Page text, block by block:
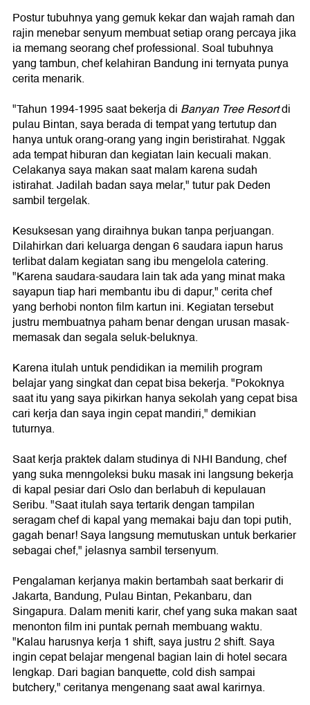
Postur tubuhnya yang gemuk kekar dan wajah ramah dan
rajin menebar senyum membuat setiap orang percaya jika
ia memang seorang chef professional. Soal tubuhnya
yang tambun, chef kelahiran Bandung ini ternyata punya
cerita menarik.
"Tahun 1994-1995 saat bekerja di Banyan Tree Resortdi
pulau Bintan, saya berada di tempat yang tertutup dan
hanya untuk orang-orang yang ingin beristirahat. Nggak
ada tempat hiburan dan kegiatan lain kecuali makan.
Celakanya saya makan saat malam karena sudah
istirahat. Jadilah badan saya melar," tutur pak Deden
sambil tergelak.
Kesuksesan yang diraihnya bukan tanpa perjuangan.
Dilahirkan dari keluarga dengan 6 saudara iapun harus
terlibat dalam kegiatan sang ibu mengelola catering.
"Karena saudara-saudara lain tak ada yang minat maka
sayapun tiap hari membantu ibu di dapur," cerita chef
yang berhobi nonton film kartun ini. Kegiatan tersebut
justru membuatnya paham benar dengan urusan masak-
memasak dan segala seluk-beluknya.
Karena itulah untuk pendidikan ia memilih program
belajar yang singkat dan cepat bisa bekerja. "Pokoknya
saat itu yang saya pikirkan hanya sekolah yang cepat bisa
cari kerja dan saya ingin cepat mandiri," demikian
tuturnya.
Saat kerja praktek dalam studinya di NHI Bandung, chef
yang suka menngoleksi buku masak ini langsung bekerja
di kapal pesiar dari Oslo dan berlabuh di kepulauan
Seribu. "Saat itulah saya tertarik dengan tampilan
seragam chef di kapal yang memakai baju dan topi putih,
gagah benar! Saya langsung memutuskan untuk berkarier
sebagai chef," jelasnya sambil tersenyum.
Pengalaman kerjanya makin bertambah saat berkarir di
Jakarta, Bandung, Pulau Bintan, Pekanbaru, dan
Singapura. Dalam meniti karir, chef yang suka makan saat
menonton film ini puntak pernah membuang waktu.
"Kalau harusnya kerja 1 shift, saya justru 2 shift. Saya
ingin cepat belajar mengenal bagian lain di hotel secara
lengkap. Dari bagian banquette, cold dish sampai
butchery," ceritanya mengenang saat awal karirnya.